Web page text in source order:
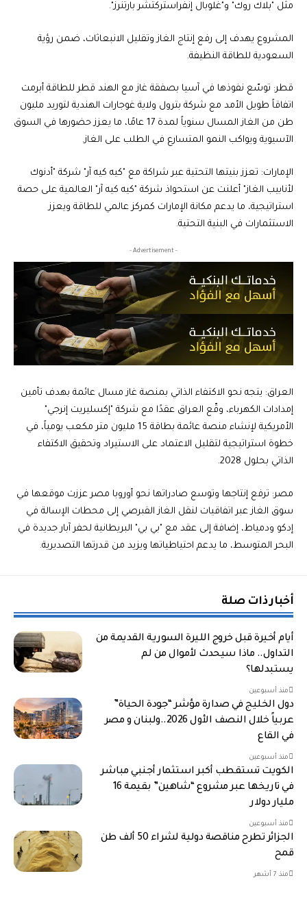
مثل "بلاك روك" و"غلوبال إنفراستركتشر بارتنرز".
المشروع يهدف إلى رفع إنتاج الغاز وتقليل الانبعاثات، ضمن رؤية
السعودية للطاقة النظيفة.
قطر: توسّع نفوذها في آسيا بصفقة غاز مع الهند قطر للطاقة أبرمت
اتفاقاً طويل الأمد مع شركة بترول ولاية غوجارات الهندية لتوريد مليون
طن من الغاز المسال سنوياً لمدة 17 عامًا، ما يعزز حضورها في السوق
الآسيوية ويواكب النمو المتسارع في الطلب على الغاز.
الإمارات: تعزز بنيتها التحتية عبر شراكة مع "كيه كيه آر" شركة "أدنوك
لأنابيب الغاز" أعلنت عن استحواذ شركة "كيه كيه آر" العالمية على حصة
استراتيجية، ما يدعم مكانة الإمارات كمركز عالمي للطاقة ويعزز
الاستثمارات في البنية التحتية.
- Advertisement -
العراق: يتجه نحو الاكتفاء الذاتي بمنصة غاز مسال عائمة بهدف تأمين
إمدادات الكهرباء، وقّع العراق عقدًا مع شركة "إكسليريت إنرجي"
الأمريكية لإنشاء منصة عائمة بطاقة 15 مليون متر مكعب يومياً، في
خطوة استراتيجية لتقليل الاعتماد على الاستيراد وتحقيق الاكتفاء
الذاتي بحلول 2028.
مصر: ترفع إنتاجها وتوسع صادراتها نحو أوروبا مصر عززت موقعها في
سوق الغاز عبر اتفاقيات لنقل الغاز القبرصي إلى محطات الإسالة في
إدكو ودمياط، إضافة إلى عقد مع "بي بي" البريطانية لحفر آبار جديدة في
البحر المتوسط، ما يدعم احتياطياتها ويزيد من قدرتها التصديرية.
أخبار ذات صلة
أيام أخيرة قبل خروج الليرة السورية القديمة من
التداول.. ماذا سيحدث لأموال من لم
يستبدلها؟
منذ أسبوعين
دول الخليج في صدارة مؤشر “جودة الحياة”
عربياً خلال النصف الأول 2026..ولبنان و مصر
في القاع
منذ أسبوعين
الكويت تستقطب أكبر استثمار أجنبي مباشر
في تاريخها عبر مشروع “شاهين” بقيمة 16
مليار دولار
منذ أسبوعين
الجزائر تطرح مناقصة دولية لشراء 50 ألف طن
قمح
منذ 7 أشهر